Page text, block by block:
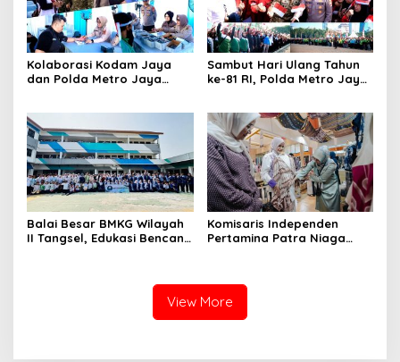
Kolaborasi Kodam Jaya
dan Polda Metro Jaya
Sambut Hari Ulang Tahun
ke-81 RI, Polda Metro Jaya
Balai Besar BMKG Wilayah
II Tangsel, Edukasi Bencana
Komisaris Independen
Pertamina Patra Niaga
Keberlanjutan
View More